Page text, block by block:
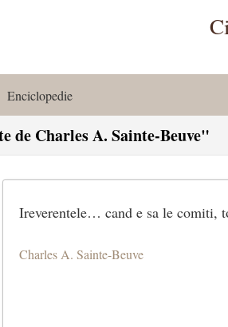
Enciclopedie
de Charles A. Sainte-Beuve"
Ireverentele… cand e sa le comiti,
Charles A. Sainte-Beuve